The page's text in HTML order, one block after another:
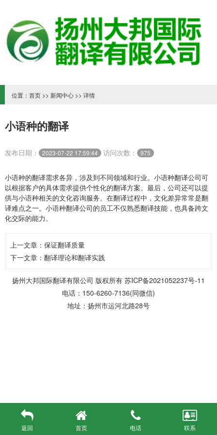
位置： 首页 >> 新闻中心 >> 详情
小语种的翻译
发布日期： 2023-07-22 17:59:44 访问次数： 975
小语种的翻译需求各异，涉及到不同领域和行业。小语种翻译公司可
以根据客户的具体需求提供个性化的翻译方案。最后，公司还可以提
供与小语种相关的文化咨询服务。在翻译过程中，文化差异常常是翻
译难点之一。小语种翻译公司的员工不仅熟悉翻译技能，也具备跨文
化交际的能力。
上一文章： 保证翻译质量
下一文章： 翻译理论和翻译实践
扬州大邦国际翻译有限公司 版权所有 苏ICP备2021052237号-11
电话：150-6260-7136(同微信)
地址：扬州市运河北路28号
返回 首页 电话 联系